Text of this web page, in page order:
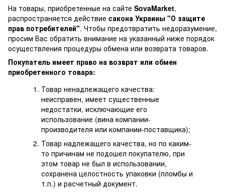
На товары, приобретенные на сайте SovaMarket,
распространяется действие cакона Украины "О защите
прав потребителей". Чтобы предотвратить недоразумение,
просим Вас обратить внимание на указанный ниже порядок
осуществления процедуры обмена или возврата товаров.
Покупатель имеет право на возврат или обмен
приобретенного товара:
Товар ненадлежащего качества:
неисправен, имеет существенные
недостатки, исключающие его
использование (вина компании-
производителя или компании-поставщика);
Товар надлежащего качества, но по каким-
то причинам не подошел покупателю, при
этом товар не был в использовании,
сохранена целостность упаковки (пломбы и
т.п.) и расчетный документ.